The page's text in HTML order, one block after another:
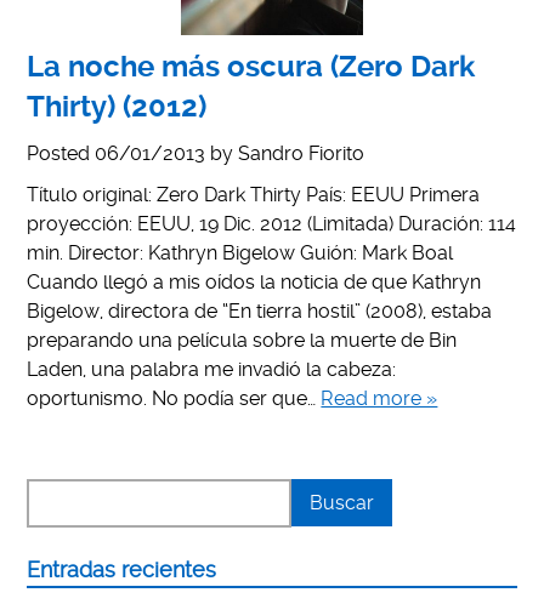
La noche más oscura (Zero Dark
Thirty) (2012)
Posted 06/01/2013 bySandro Fiorito
Título original: Zero Dark Thirty País: EEUU Primera
proyección: EEUU, 19 Dic. 2012 (Limitada) Duración: 114
min. Director: Kathryn Bigelow Guión: Mark Boal
Cuando llegó a mis oídos la noticia de que Kathryn
Bigelow, directora de “En tierra hostil” (2008), estaba
preparando una película sobre la muerte de Bin
Laden, una palabra me invadió la cabeza:
oportunismo. No podía ser que… Read more »
Entradas recientes